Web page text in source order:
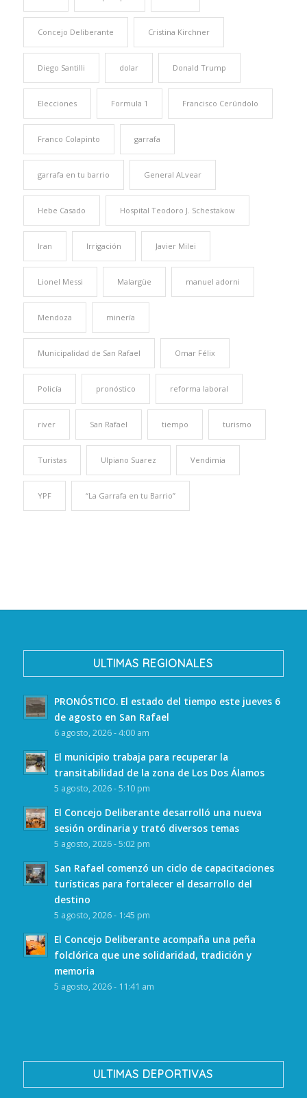
Concejo Deliberante Cristina Kirchner
Diego Santilli dolar Donald Trump
Elecciones Formula 1 Francisco Cerúndolo
Franco Colapinto garrafa
garrafa en tu barrio General ALvear
Hebe Casado Hospital Teodoro J. Schestakow
Iran Irrigación Javier Milei
Lionel Messi Malargüe manuel adorni
Mendoza minería
Municipalidad de San Rafael Omar Félix
Policía pronóstico reforma laboral
river San Rafael tiempo turismo
Turistas Ulpiano Suarez Vendimia
YPF “La Garrafa en tu Barrio”
ULTIMAS REGIONALES
PRONÓSTICO. El estado del tiempo este jueves 6
de agosto en San Rafael
6 agosto, 2026 - 4:00 am
El municipio trabaja para recuperar la
transitabilidad de la zona de Los Dos Álamos
5 agosto, 2026 - 5:10 pm
El Concejo Deliberante desarrolló una nueva
sesión ordinaria y trató diversos temas
5 agosto, 2026 - 5:02 pm
San Rafael comenzó un ciclo de capacitaciones
turísticas para fortalecer el desarrollo del
destino
5 agosto, 2026 - 1:45 pm
El Concejo Deliberante acompaña una peña
folclórica que une solidaridad, tradición y
memoria
5 agosto, 2026 - 11:41 am
ULTIMAS DEPORTIVAS